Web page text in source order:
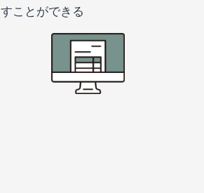
すことができる